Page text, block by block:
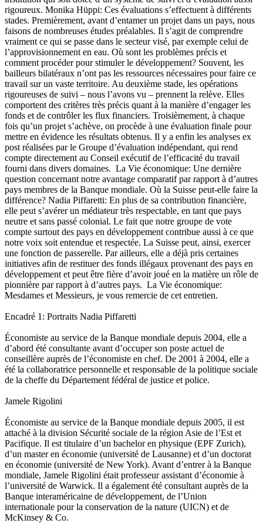
Encadré 1: Portraits Nadia Piffaretti
Économiste au service de la Banque mondiale depuis 2004, elle a
d’abord été consultante avant d’occuper son poste actuel de
conseillère auprès de l’économiste en chef. De 2001 à 2004, elle a
été la collaboratrice personnelle et responsable de la politique sociale
de la cheffe du Département fédéral de justice et police.
Jamele Rigolini
Économiste au service de la Banque mondiale depuis 2005, il est
attaché à la division Sécurité sociale de la région Asie de l’Est et
Pacifique. Il est titulaire d’un bachelor en physique (EPF Zurich),
d’un master en économie (université de Lausanne) et d’un doctorat
en économie (université de New York). Avant d’entrer à la Banque
mondiale, Jamele Rigolini était professeur assistant d’économie à
l’université de Warwick. Il a également été consultant auprès de la
Banque interaméricaine de développement, de l’Union
internationale pour la conservation de la nature (UICN) et de
McKinsey & Co.